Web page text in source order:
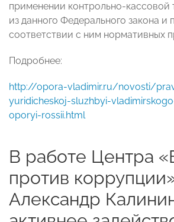
применении контрольно-кассовой
из данного Федерального закона и
соответствии с ним нормативных
Подробнее:
http://opora-vladimir.ru/novosti/
yuridicheskoj-sluzhbyi-
oporyi-rossii.html
В работе Центра
против
Александр